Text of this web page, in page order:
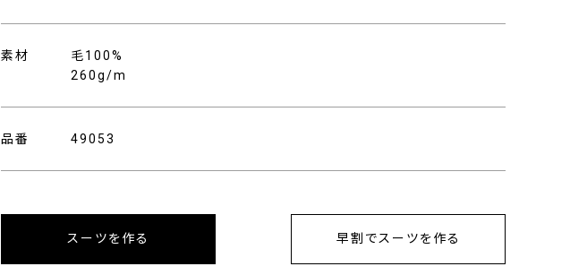
素材
毛100%
260g/m
品番 49053
スーツを作る 早割でスーツを作る